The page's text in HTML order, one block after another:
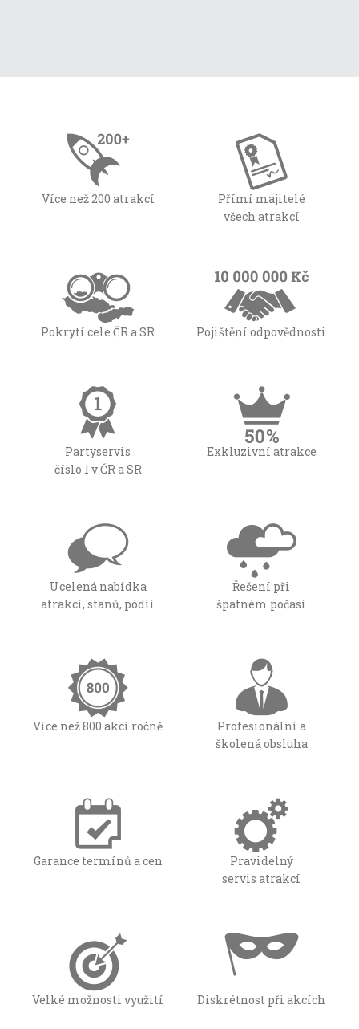
Více než 200 atrakcí
Přímí majitelé
všech atrakcí
Pokrytí cele ČR a SR Pojištění odpovědnosti
Partyservis
číslo 1 v ČR a SR
Exkluzivní atrakce
Ucelená nabídka
atrakcí, stanů, pódíí
Řešení při
špatném počasí
Více než 800 akcí ročně
Profesionální a
školená obsluha
Garance termínů a cen
Pravidelný
servis atrakcí
Velké možnosti využití Diskrétnost při akcích